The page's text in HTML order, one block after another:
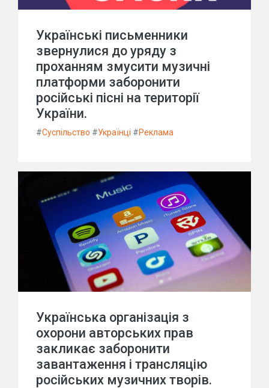
Українські письменники
звернулися до уряду з
проханням змусити музичні
платформи заборонити
російські пісні на території
України.
#Суспільство #Українці #Реклама
Українська організація з
охорони авторських прав
закликає заборонити
завантаження і трансляцію
російських музичних творів.